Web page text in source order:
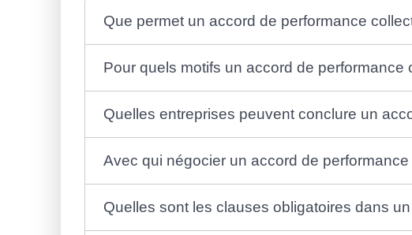
Que permet un accord de performance
Pour quels motifs un accord de performance
Quelles entreprises peuvent conclure un
Avec qui négocier un accord de
Quelles sont les clauses obligatoires dans